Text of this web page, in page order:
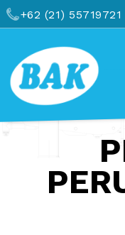
+62 (21) 55719721